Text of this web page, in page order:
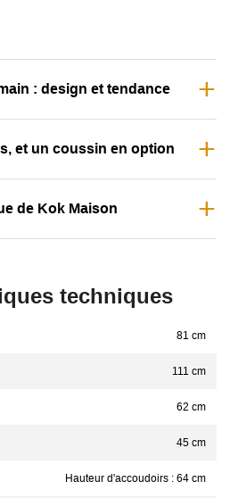
: design et tendance
et un coussin en option
de Kok Maison
techniques
81 cm
111 cm
62 cm
45 cm
Hauteur d'accoudoirs : 64 cm